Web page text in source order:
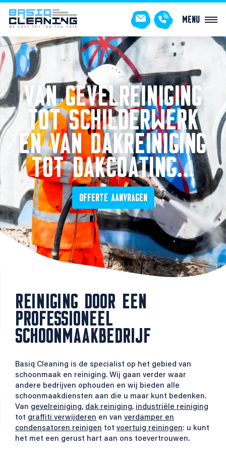
Menu
VAN GEVELREINIGING
TOT SCHILDERWERK
EN VAN DAKREINIGING
TOT DAKCOATING…
OFFERTE AANVRAGEN
REINIGING DOOR EEN
PROFESSIONEEL
SCHOONMAAKBEDRIJF
Basiq Cleaning is de specialist op het gebied van
schoonmaak en reiniging. Wij gaan verder waar
andere bedrijven ophouden en wij bieden alle
schoonmaakdiensten aan die u maar kunt bedenken.
Van gevelreiniging, dak reiniging, industriële reiniging
tot graffiti verwijderen en van verdamper en
condensatoren reinigen tot voertuig reiningen: u kunt
het met een gerust hart aan ons toevertrouwen.